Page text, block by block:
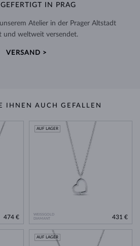
IN PRAG
Atelier in der Prager Altstadt
und weltweit versendet.
VERSAND >
IHNEN AUCH GEFALLEN
474 €
WEISSGOLD
DIAMANT
AUF LAGER
431 €
AUF LAGER